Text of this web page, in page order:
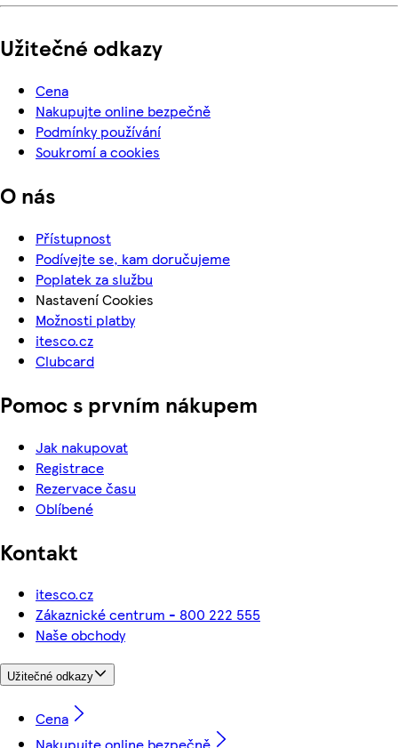
Užitečné odkazy
Cena
Nakupujte online bezpečně
Podmínky používání
Soukromí a cookies
O nás
Přístupnost
Podívejte se, kam doručujeme
Poplatek za službu
Nastavení Cookies
Možnosti platby
itesco.cz
Clubcard
Pomoc s prvním nákupem
Jak nakupovat
Registrace
Rezervace času
Oblíbené
Kontakt
itesco.cz
Zákaznické centrum - 800 222 555
Naše obchody
Užitečné odkazy
Cena
Nakupujte online bezpečně